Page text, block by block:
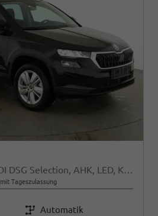
Selection 4x4 2.0 TDI DSG Selection, AHK, LED, Kamera, Winter, 4 J.-Garantie
Tageszulassung
Getriebe Automatik